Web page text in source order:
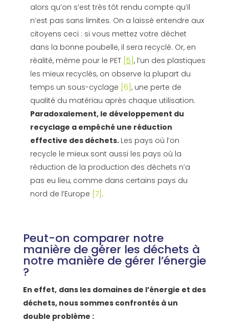
alors qu’on s’est très tôt rendu compte qu’il
n’est pas sans limites. On a laissé entendre aux
citoyens ceci : si vous mettez votre déchet
dans la bonne poubelle, il sera recyclé. Or, en
réalité, même pour le PET 5 , l’un des plastiques
les mieux recyclés, on observe la plupart du
temps un sous-cyclage [6] , une perte de
qualité du matériau après chaque utilisation.
Paradoxalement, le développement du
recyclage a empêché une réduction
effective des déchets. Les pays où l’on
recycle le mieux sont aussi les pays où la
réduction de la production des déchets n’a
pas eu lieu, comme dans certains pays du
nord de l’Europe [7] .
Peut-on comparer notre
manière de gérer les déchets à
notre manière de gérer l’énergie
?
En effet, dans les domaines de l’énergie et des
déchets, nous sommes confrontés à un
double problème :